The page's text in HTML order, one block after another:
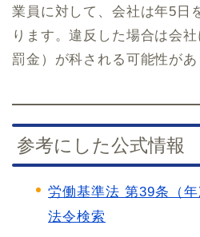
業員に対して、会社は年5日
ります。違反した場合は会
罰金）が科される可能性があ
参考にした公式情報
労働基準法 第39条（
法令検索